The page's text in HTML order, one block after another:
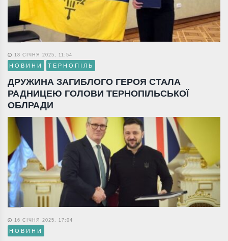
18 СІЧНЯ 2025, 11:54
НОВИНИ ТЕРНОПІЛЬ
ДРУЖИНА ЗАГИБЛОГО ГЕРОЯ СТАЛА
РАДНИЦЕЮ ГОЛОВИ ТЕРНОПІЛЬСЬКОЇ
ОБЛРАДИ
16 СІЧНЯ 2025, 17:04
НОВИНИ